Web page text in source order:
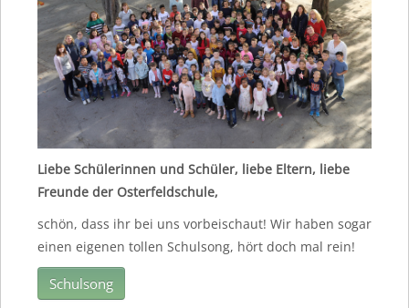
Liebe Schülerinnen und Schüler, liebe Eltern, liebe
Freunde der Osterfeldschule,
schön, dass ihr bei uns vorbeischaut! Wir haben sogar
einen eigenen tollen Schulsong, hört doch mal rein!
Schulsong